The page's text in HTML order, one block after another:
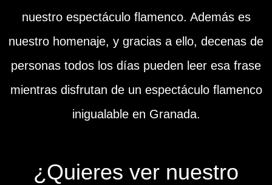
nuestro espectáculo flamenco. Además es
nuestro homenaje, y gracias a ello, decenas de
personas todos los días pueden leer esa frase
mientras disfrutan de un espectáculo flamenco
inigualable en Granada.
¿Quieres ver nuestro